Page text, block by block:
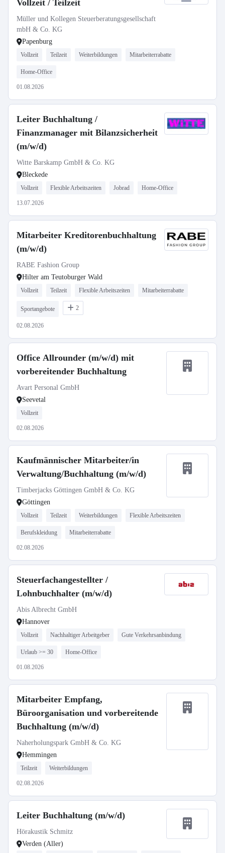
Vollzeit / Teilzeit
Müller und Kollegen Steuerberatungsgesellschaft
mbH & Co. KG
Papenburg
Vollzeit Teilzeit Weiterbildungen Mitarbeiterrabatte
Home-Office
01.08.2026
Leiter Buchhaltung /
Finanzmanager mit Bilanzsicherheit
(m/w/d)
Witte Barskamp GmbH & Co. KG
Bleckede
Vollzeit Flexible Arbeitszeiten Jobrad Home-Office
13.07.2026
Mitarbeiter Kreditorenbuchhaltung
(m/w/d)
RABE Fashion Group
Hilter am Teutoburger Wald
Vollzeit Teilzeit Flexible Arbeitszeiten Mitarbeiterrabatte
Sportangebote 2
02.08.2026
Office Allrounder (m/w/d) mit
vorbereitender Buchhaltung
Avart Personal GmbH
Seevetal
Vollzeit
02.08.2026
Kaufmännischer Mitarbeiter/in
Verwaltung/Buchhaltung (m/w/d)
Timberjacks Göttingen GmbH & Co. KG
Göttingen
Vollzeit Teilzeit Weiterbildungen Flexible Arbeitszeiten
Berufskleidung Mitarbeiterrabatte
02.08.2026
Steuerfachangestellter /
Lohnbuchhalter (m/w/d)
Abis Albrecht GmbH
Hannover
Vollzeit Nachhaltiger Arbeitgeber Gute Verkehrsanbindung
Urlaub >= 30 Home-Office
01.08.2026
Mitarbeiter Empfang,
Büroorganisation und vorbereitende
Buchhaltung (m/w/d)
Naherholungspark GmbH & Co. KG
Hemmingen
Teilzeit Weiterbildungen
02.08.2026
Leiter Buchhaltung (m/w/d)
Hörakustik Schmitz
Verden (Aller)